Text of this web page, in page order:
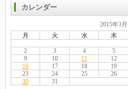
カレンダー
2015年3月
月
火 水 木
2
3 4 5
9
10 11 12
16
17 18 19
23
24 25 26
30
31